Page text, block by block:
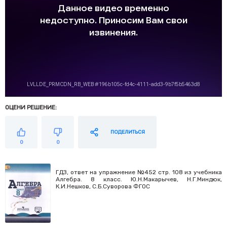
ОЦЕНИ РЕШЕНИЕ:
0 0
ПОДЕЛИТЬСЯ
ГДЗ, ответ на упражнение №452 стр. 108 из учебника
Алгебра. 8 класс. Ю.Н.Макарычев, Н.Г.Миндюк,
К.И.Нешков, С.Б.Суворова ФГОС